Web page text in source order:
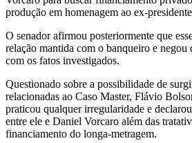
produção em homenagem ao ex-
O senador afirmou posteriormente que
relação mantida com o banqueiro e
com os fatos investigados.
Questionado sobre a possibilidade de
relacionadas ao Caso Master, Flávio
praticou qualquer irregularidade e
entre ele e Daniel Vorcaro além das
financiamento do longa-metragem.